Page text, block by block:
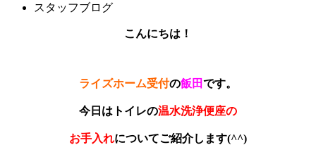
スタッフブログ
こんにちは！
ライズホーム受付の飯田です。
今日はトイレの温水洗浄便座の
お手入れについてご紹介します(^^)